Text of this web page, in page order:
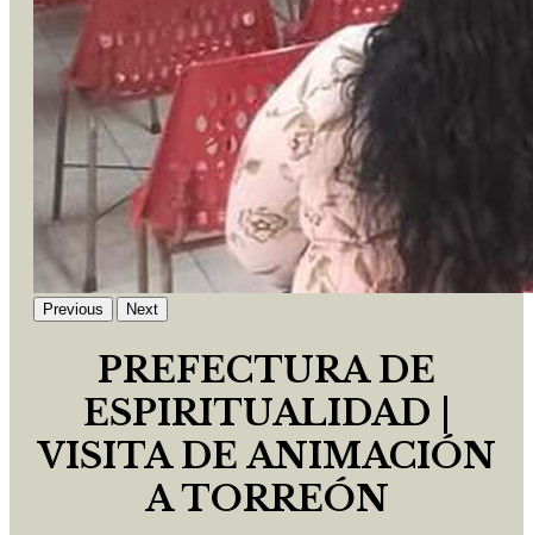
Previous Next
PREFECTURA DE
ESPIRITUALIDAD |
VISITA DE ANIMACIÓN
A TORREÓN